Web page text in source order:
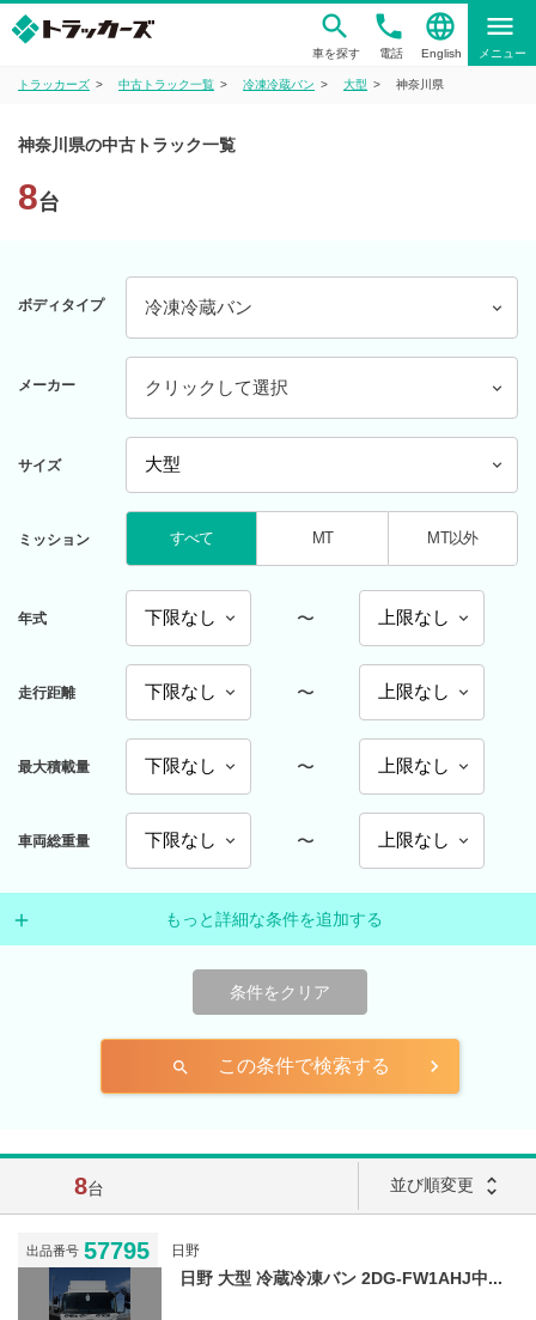
車を探す
phone
電話
language
English
menu
メニュー
トラッカーズ 中古トラック一覧 冷凍冷蔵バン 大型 神奈川県
神奈川県の中古トラック一覧
8台
ボディタイプ 冷凍冷蔵バン
メーカー クリックして選択
サイズ
ミッション すべて MT MT以外
年式 〜
走行距離 〜
最大積載量 〜
車両総重量 〜
もっと詳細な条件を追加する
条件をクリア
search この条件で検索する
8台 並び順変更 unfold_more
出品番号 57795 日野
日野 大型 冷蔵冷凍バン 2DG-FW1AHJ中...